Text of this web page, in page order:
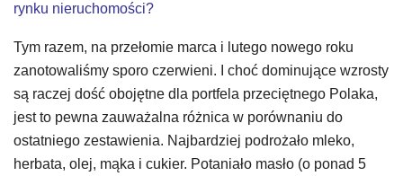
rynku nieruchomości?
Tym razem, na przełomie marca i lutego nowego roku
zanotowaliśmy sporo czerwieni. I choć dominujące wzrosty
są raczej dość obojętne dla portfela przeciętnego Polaka,
jest to pewna zauważalna różnica w porównaniu do
ostatniego zestawienia. Najbardziej podrożało mleko,
herbata, olej, mąka i cukier. Potaniało masło (o ponad 5